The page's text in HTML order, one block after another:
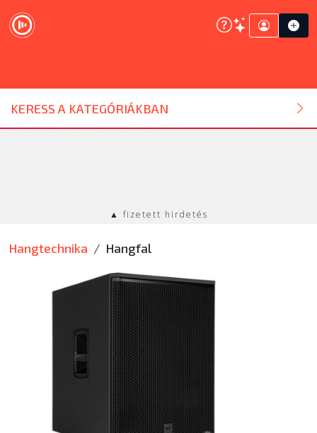
KERESS A KATEGÓRIÁKBAN
DJ ESZKÖZ
HANGTECHNIKA
EGYÉB
▲ fizetett hirdetés
Hangtechnika Hangfal